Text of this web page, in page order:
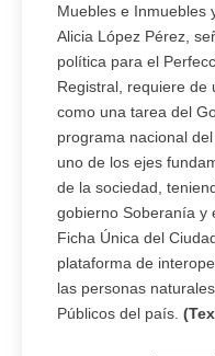
Muebles e Inmuebles
Alicia López Pérez,
política para el
Registral, requiere de
como una tarea del
programa nacional
uno de los ejes
de la sociedad,
gobierno Soberanía y
Ficha Única del
plataforma de
las personas
Públicos del país.